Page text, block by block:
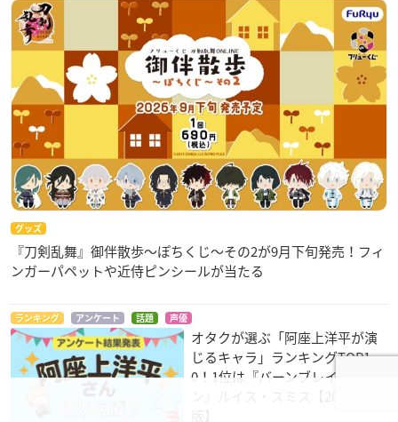
■缶バッジ（音アニ店舗限定）
販売①：ONKYO DIRECThttps://t.co/9qYpjIQV6B
販売②：#音アニhttps://t.co/USytu6RbkRpic.twitter.com/
n9pCljHSSq
— onkyodirect (@onkyodav)February 24, 2023
「特『刀剣乱舞-花丸-』〜雪月華〜」ボイス入りワイヤレス
イヤホン販売決定！！
２月下旬発売予定🌸
続報をお楽しみに！#touken_hanamarupic.twitter.com/W
wY5ItSt6j
— onkyodirect (@onkyodav) February 14, 2023
グッズ
『刀剣乱舞』御伴散歩～ぽちくじ～その2が9月下旬発売！フィ
ンガーパペットや近侍ピンシールが当たる
ランキング アンケート 話題 声優
オタクが選ぶ「阿座上洋平が演
じるキャラ」ランキングTOP1
0！1位は『バーンブレイバー